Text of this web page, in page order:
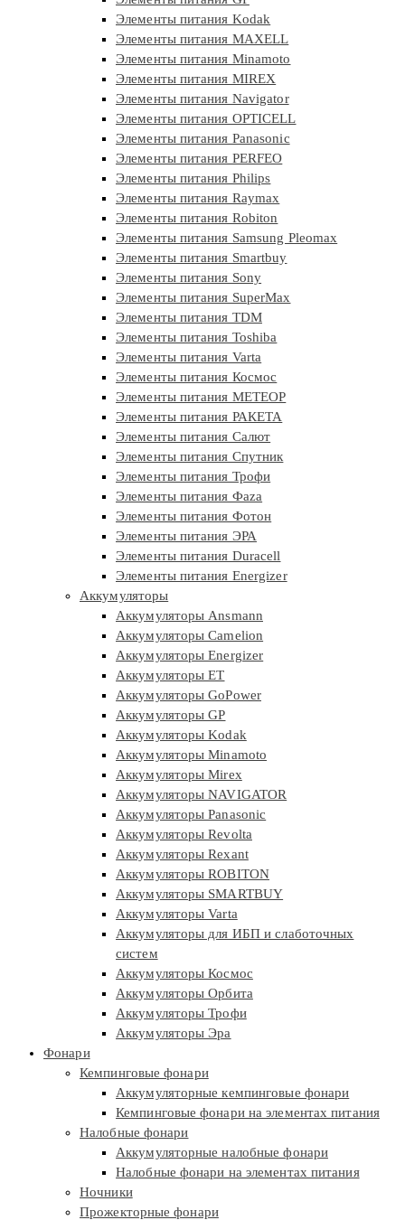
Элементы питания Kodak
Элементы питания MAXELL
Элементы питания Minamoto
Элементы питания MIREX
Элементы питания Navigator
Элементы питания OPTICELL
Элементы питания Panasonic
Элементы питания PERFEO
Элементы питания Philips
Элементы питания Raymax
Элементы питания Robiton
Элементы питания Samsung Pleomax
Элементы питания Smartbuy
Элементы питания Sony
Элементы питания SuperMax
Элементы питания TDM
Элементы питания Toshiba
Элементы питания Varta
Элементы питания Космос
Элементы питания МЕТЕОР
Элементы питания РАКЕТА
Элементы питания Салют
Элементы питания Спутник
Элементы питания Трофи
Элементы питания Фaza
Элементы питания Фотон
Элементы питания ЭРА
Элементы питания Duracell
Элементы питания Energizer
Аккумуляторы
Аккумуляторы Ansmann
Аккумуляторы Camelion
Аккумуляторы Energizer
Аккумуляторы ET
Аккумуляторы GoPower
Аккумуляторы GP
Аккумуляторы Kodak
Аккумуляторы Minamoto
Аккумуляторы Mirex
Аккумуляторы NAVIGATOR
Аккумуляторы Panasonic
Аккумуляторы Revolta
Аккумуляторы Rexant
Аккумуляторы ROBITON
Аккумуляторы SMARTBUY
Аккумуляторы Varta
Аккумуляторы для ИБП и слаботочных
систем
Аккумуляторы Космос
Аккумуляторы Орбита
Аккумуляторы Трофи
Аккумуляторы Эра
Фонари
Кемпинговые фонари
Аккумуляторные кемпинговые фонари
Кемпинговые фонари на элементах питания
Налобные фонари
Аккумуляторные налобные фонари
Налобные фонари на элементах питания
Ночники
Прожекторные фонари